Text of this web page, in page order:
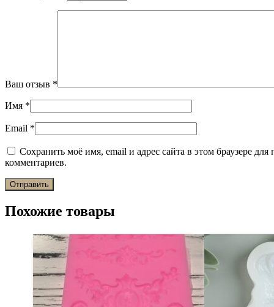
Ваш отзыв *
Имя *
Email *
Сохранить моё имя, email и адрес сайта в этом браузере
комментариев.
Похожие товары